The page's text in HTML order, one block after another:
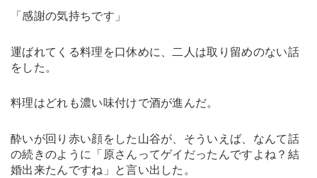
「感謝の気持ちです」
運ばれてくる料理を口休めに、二人は取り留めのない話
をした。
料理はどれも濃い味付けで酒が進んだ。
酔いが回り赤い顔をした山谷が、そういえば、なんて話
の続きのように「原さんってゲイだったんですよね？結
婚出来たんですね」と言い出した。